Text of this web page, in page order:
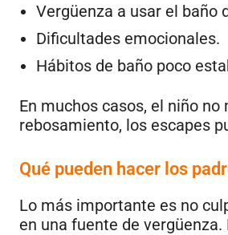
Vergüenza a usar el baño
Dificultades emocionales.
Hábitos de baño poco
En muchos casos, el niño
rebosamiento, los escapes
Qué pueden hacer los
Lo más importante es no
en una fuente de